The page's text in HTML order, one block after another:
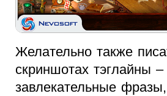
Желательно также
скриншотах тэглайны –
завлекательные фразы,